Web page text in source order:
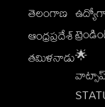
తెలంగాణ
ఆంధ్రప్రదేశ్
తమిళనాడు🌟